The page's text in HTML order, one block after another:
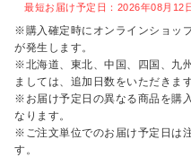
最短お届け予定日：2026年08月12
※購入確定時にオンラインショッ
が発生します。
※北海道、東北、中国、四国、九
ましては、追加日数をいただきます
※お届け予定日の異なる商品を購
なります。
※ご注文単位でのお届け予定日は
す。